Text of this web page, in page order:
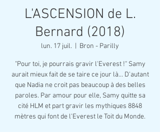
L'ASCENSION de L.
Bernard (2018)
lun. 17 juil. Bron - Parilly
"Pour toi, je pourrais gravir l'Everest !" Samy
aurait mieux fait de se taire ce jour là... D'autant
que Nadia ne croit pas beaucoup à des belles
paroles. Par amour pour elle, Samy quitte sa
cité HLM et part gravir les mythiques 8848
mètres qui font de l'Everest le Toit du Monde.